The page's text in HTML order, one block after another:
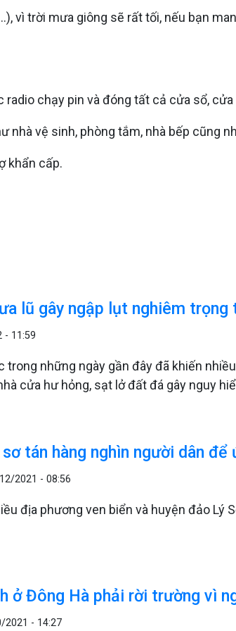
vì trời mưa giông sẽ rất tối, nếu bạn
chạy pin và đóng tất cả cửa sổ, cửa
vệ sinh, phòng tắm, nhà bếp cũng
khẩn cấp.
lũ gây ngập lụt nghiêm
- 11:59
trong những ngày gần đây đã khiến
cửa hư hỏng, sạt lở đất đá gây nguy
tán hàng nghìn người dân
2021 - 08:56
địa phương ven biển và huyện đảo Lý
ở Đông Hà phải rời trường vì
2021 - 14:27